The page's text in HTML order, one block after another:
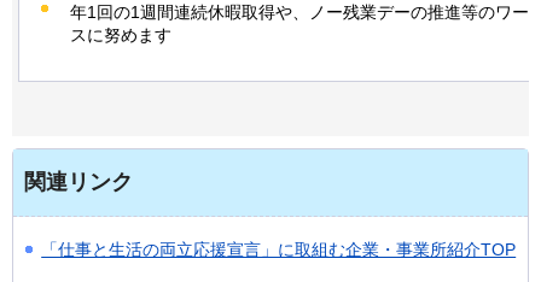
年1回の1週間連続休暇取得や、ノー残業デーの推進等のワー
スに努めます
関連リンク
「仕事と生活の両立応援宣言」に取組む企業・事業所紹介TOP